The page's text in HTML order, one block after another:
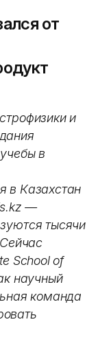
от
и
в
в Казахстан
—
тысячи
School of
научный
команда